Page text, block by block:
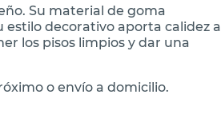
Su material de goma
decorativo aporta calidez a
los pisos limpios y dar una
o envío a domicilio.